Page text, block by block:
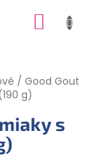
/ Good Gout
g)
s